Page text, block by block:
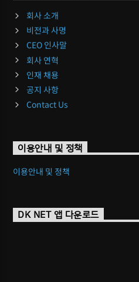
회사 소개
비전과 사명
CEO 인사말
회사 연혁
인재 채용
공지 사항
Contact Us
이용안내 및 정책
이용안내 및 정책
DK NET 앱 다운로드